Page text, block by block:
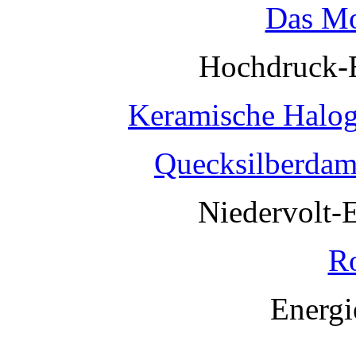
Das
Hochdruck-
Keramische
Niedervolt-